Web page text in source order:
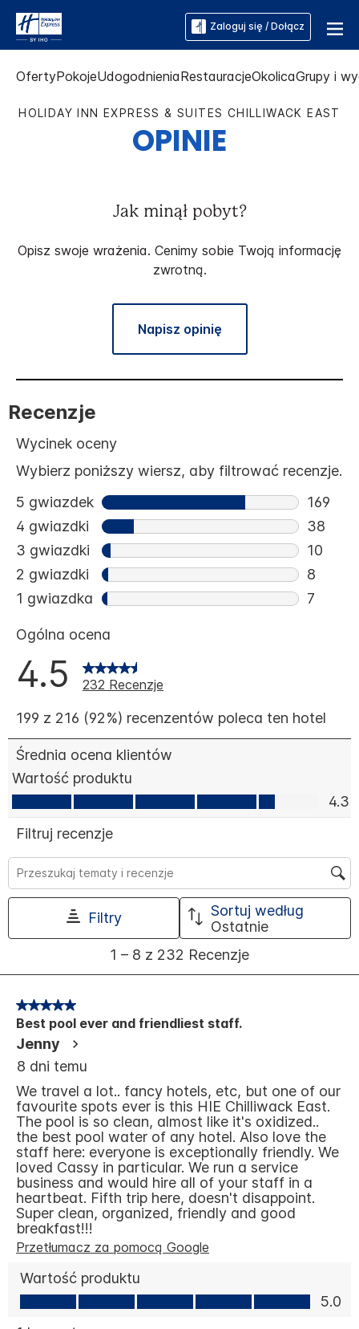
Zaloguj się / Dołącz
OfertyPokojeUdogodnieniaRestauracjeOkolicaGrupy i
HOLIDAY INN EXPRESS & SUITES CHILLIWACK EAST
OPINIE
Jak minął pobyt?
Opisz swoje wrażenia. Cenimy sobie Twoją informację
zwrotną.
Napisz opinię